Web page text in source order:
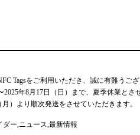
Tagsをご利用いただき、誠に有難う
2025年8月17日（日）まで、夏季休業と
月）より順次発送をさせていただきま
ダー,ニュース,最新情報